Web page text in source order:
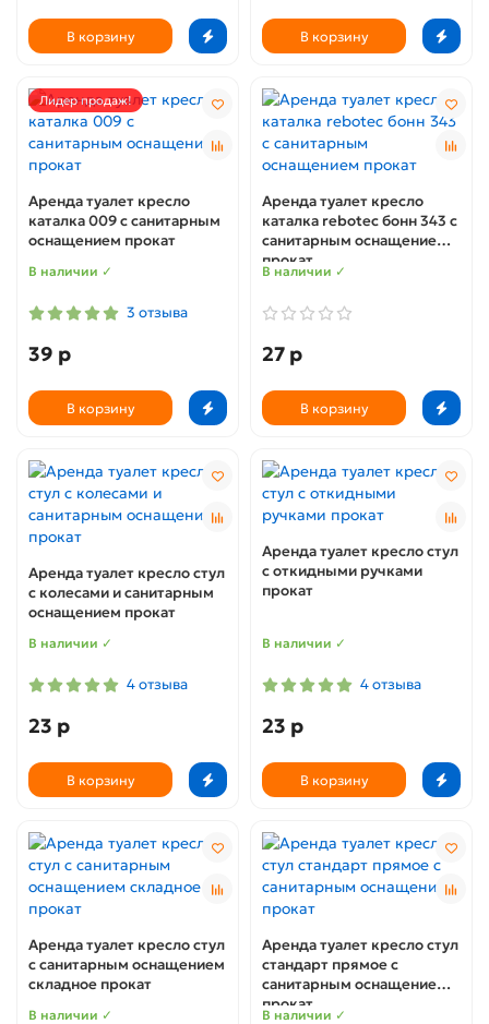
В корзину В корзину
Лидер продаж!
Аренда туалет кресло
каталка 009 с санитарным
оснащением прокат
В наличии ✓
3 отзыва
39 р
В корзину
Аренда туалет кресло
каталка rebotec бонн 343 с
санитарным оснащением
прокат
В наличии ✓
27 р
В корзину
Аренда туалет кресло стул
с колесами и санитарным
оснащением прокат
В наличии ✓
4 отзыва
23 р
В корзину
Аренда туалет кресло стул
с откидными ручками
прокат
В наличии ✓
4 отзыва
23 р
В корзину
Аренда туалет кресло стул
с санитарным оснащением
складное прокат
В наличии ✓
Аренда туалет кресло стул
стандарт прямое с
санитарным оснащением
прокат
В наличии ✓